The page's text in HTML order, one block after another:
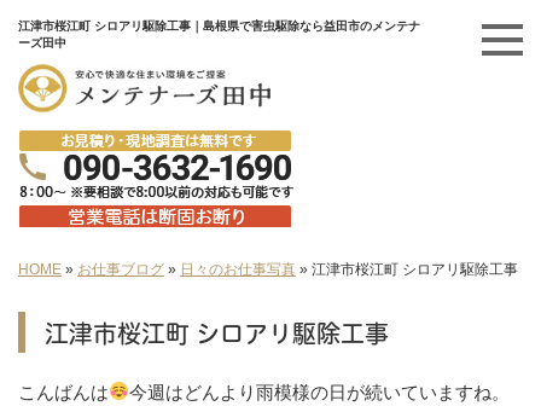
江津市桜江町 シロアリ駆除工事｜島根県で害虫駆除なら益田市のメンテナ
ーズ田中
HOME » お仕事ブログ » 日々のお仕事写真 » 江津市桜江町 シロアリ駆除工事
江津市桜江町 シロアリ駆除工事
こんばんは 今週はどんより雨模様の日が続いていますね。